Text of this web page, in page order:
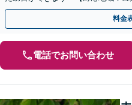
町・小竹町・福智町・中間市】
料金
電話でお問い合わせ